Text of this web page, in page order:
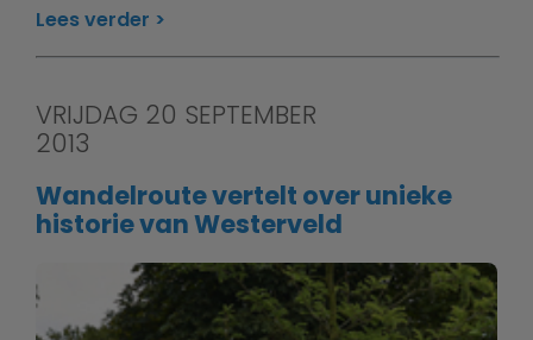
Lees verder
VRIJDAG 20 SEPTEMBER
2013
Wandelroute vertelt over unieke
historie van Westerveld